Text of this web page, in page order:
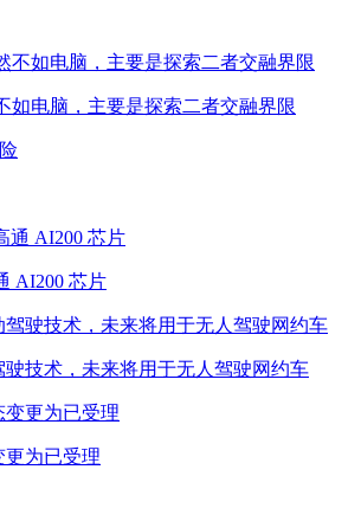
如电脑，主要是探索二者交融界限
AI200 芯片
技术，未来将用于无人驾驶网约车
更为已受理